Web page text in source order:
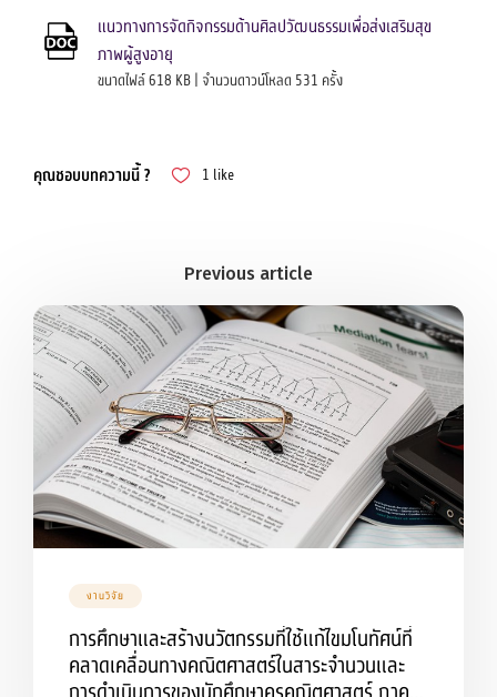
แนวทางการจัดกิจกรรมด้านศิลปวัฒนธรรมเพื่อส่งเสริมสุข
ภาพผู้สูงอายุ
ขนาดไฟล์ 618 KB | จำนวนดาวน์โหลด 531 ครั้ง
คุณชอบบทความนี้ ? 1 like
งานวิจัย
การศึกษาและสร้างนวัตกรรมที่ใช้แก้ไขมโนทัศน์ที่
คลาดเคลื่อนทางคณิตศาสตร์ในสาระจำนวนและ